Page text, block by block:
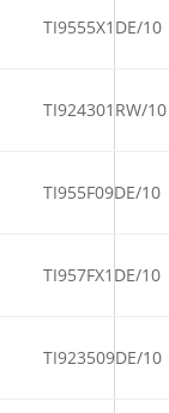
TI9555X1DE/10
TI924301RW/10
TI955F09DE/10
TI957FX1DE/10
TI923509DE/10